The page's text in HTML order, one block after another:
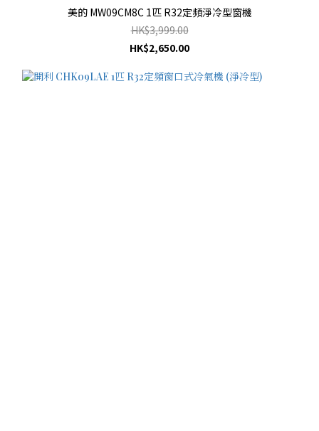
美的 MW09CM8C 1匹 R32定頻淨冷型窗機
HK$3,999.00
HK$2,650.00